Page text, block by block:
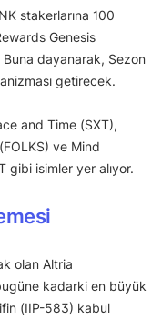
stakerlarına 100
Genesis
Buna dayanarak, Sezon
getirecek.
and Time (SXT),
ve Mind
gibi isimler yer alıyor.
olan Altria
kadarki en büyük
(IIP-583) kabul